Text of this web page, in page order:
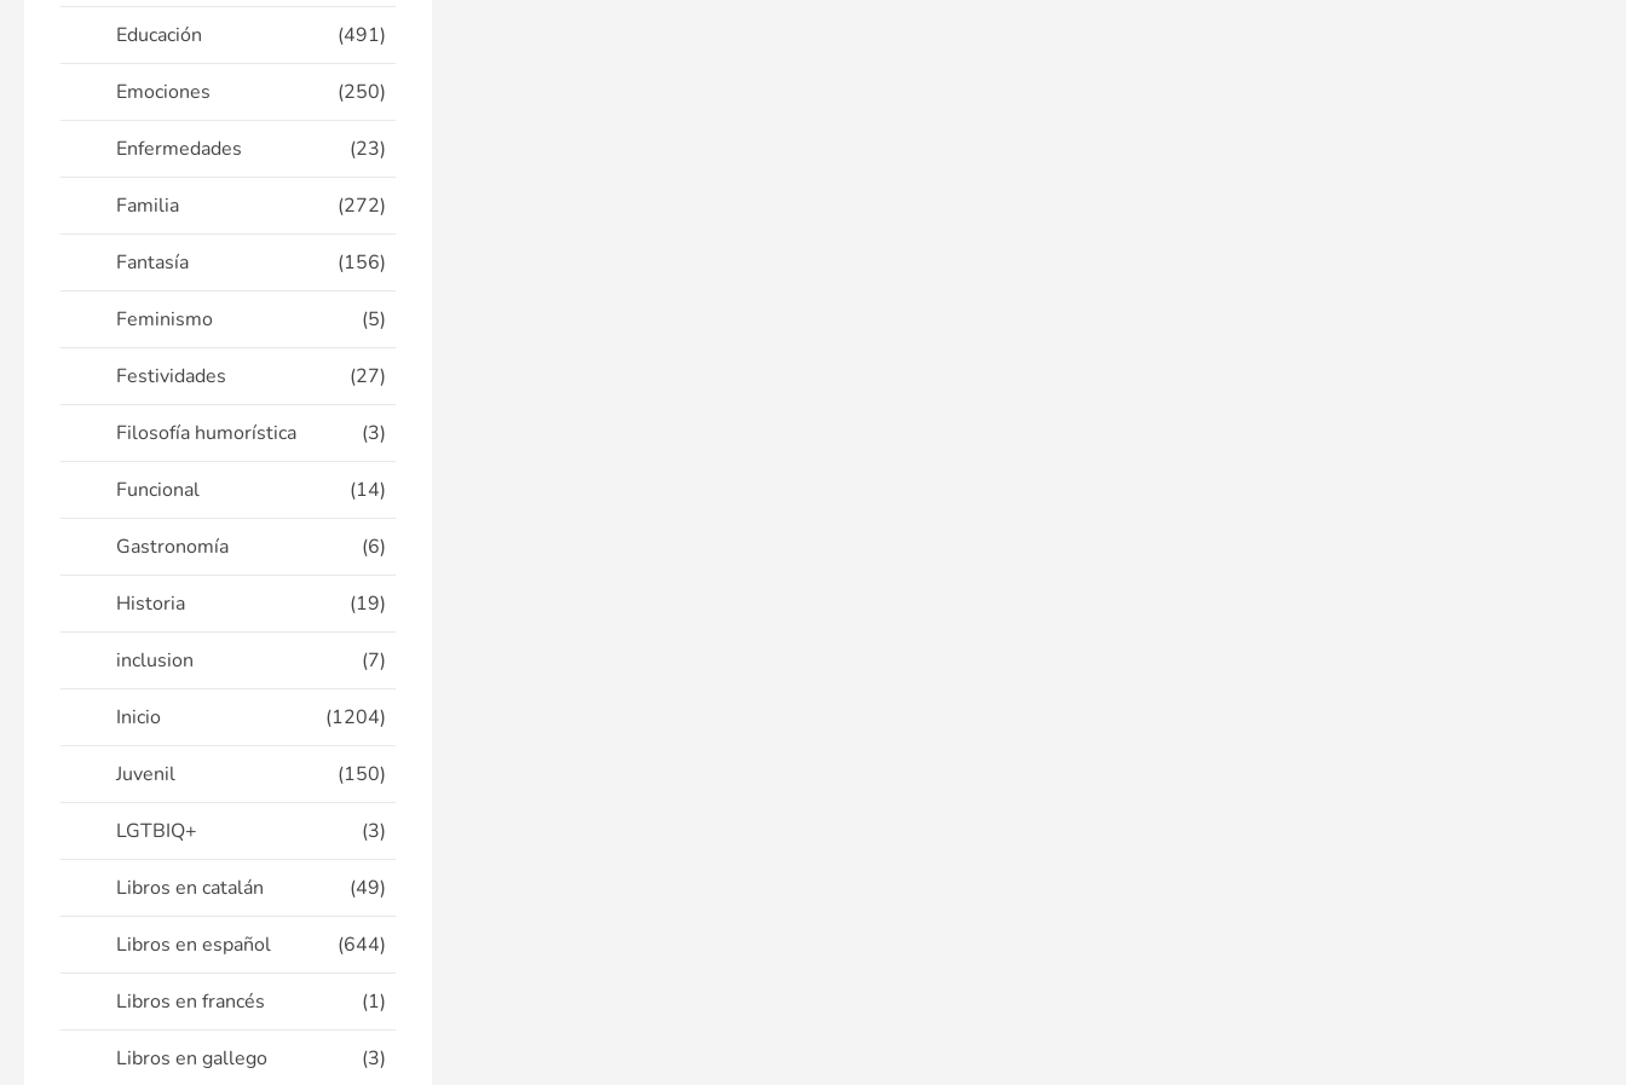
Educación (491)
Emociones (250)
Enfermedades (23)
Familia (272)
Fantasía (156)
Feminismo (5)
Festividades (27)
Filosofía humorística (3)
Funcional (14)
Gastronomía (6)
Historia (19)
inclusion (7)
Inicio (1204)
Juvenil (150)
LGTBIQ+ (3)
Libros en catalán (49)
Libros en español (644)
Libros en francés (1)
Libros en gallego (3)